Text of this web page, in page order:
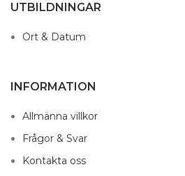
UTBILDNINGAR
Ort & Datum
INFORMATION
Allmänna villkor
Frågor & Svar
Kontakta oss